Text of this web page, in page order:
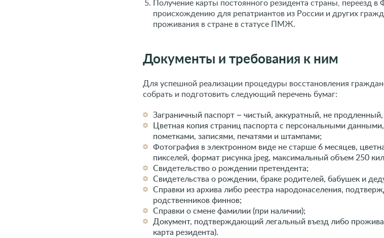
Получение карты постоянного резидента страны, переезд
происхождению для репатриантов из России и других
проживания в стране в статусе ПМЖ.
Документы и требования к ним
Для успешной реализации процедуры восстановления
собрать и подготовить следующий перечень бумаг:
Заграничный паспорт – чистый, аккуратный, не
Цветная копия страниц паспорта с персональными
пометками, записями, печатями и штампами;
Фотография в электронном виде не старше 6 месяцев,
пикселей, формат рисунка jpeg, максимальный объем 250
Свидетельство о рождении претендента;
Свидетельства о рождении, браке родителей, бабушек и
Справки из архива либо реестра народонаселения,
родственников финнов;
Справки о смене фамилии (при наличии);
Документ, подтверждающий легальный въезд либо
карта резидента).